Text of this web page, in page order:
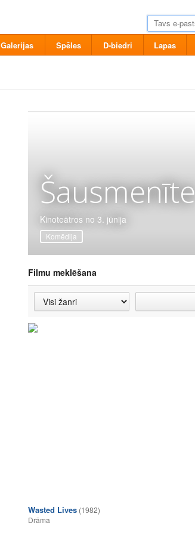
Galerijas Spēles D-biedri Lapas
Šausmenīte
Kinoteātros no 3. jūnija
Komēdija
Filmu meklēšana
Wasted Lives (1982)
Drāma